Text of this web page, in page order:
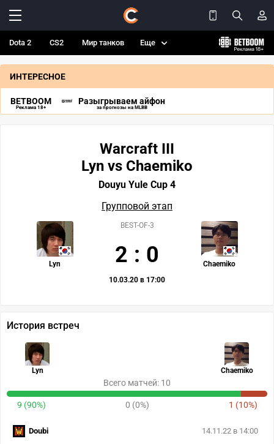
Dota 2 CS2 Мир танков Еще
ИНТЕРЕСНОЕ
BETBOOM
Реклама 18+
Разыгрываем айфон
за прогнозы на MLBB
Warcraft III
Lyn vs Chaemiko
Douyu Yule Cup 4
Групповой этап
Lyn Chaemiko
BEST-OF-3
2 : 0
10.03.20 в 17:00
История встреч
Lyn Chaemiko
Всего матчей: 10
9 (90%) 0 (0%) 1 (10%)
14.11.22 в 14:00
Doubi